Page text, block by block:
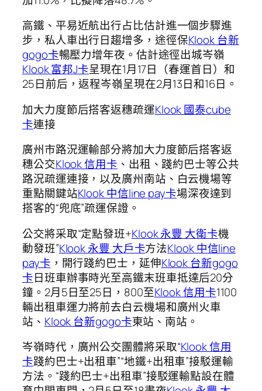
高鐵、平易近航出行占比估計進一個步驟進
步，私人車出行日趨增多，途徑保Klook 台新
gogo卡暢壓力增年夜。估計途徑出城岑嶺
Klook 富邦J卡呈現在1月17日（春運首日）和
25日前后，返程岑嶺呈現在2月13日和16日。
加大力度節后搭客返穗疏運Klook 國泰cube
卡連接
廣州市路況運輸部分將加大力度節后搭客返
穗公交Klook 信用卡 、出租、踐約巴士等公共
路況疏運連接，以及廣州南站、白云機場等
重點關鍵站Klook 中信line pay卡場深夜達到
搭客的“兜底”疏運保證。
公交將采取“定點發班+Klook 永豐 大衛卡機
動發班”Klook 永豐 大戶卡方法Klook 中信line
pay卡 ，開行踐約巴士，延伸Klook 台新gogo
卡日班車辦事時光至高鐵末班車抵達后20分
鐘。2月5日至25日，800至Klook 信用卡1100
輛出租車運力將前去白云機場和廣州火車
站、 Klook 台新gogo卡東站、南站。
岑嶺時代，廣州公交團體將采取“Klook 信用
卡踐約巴士+出租車”“地鐵+出租車”接駁運輸
方法。“踐約巴士+出租車”接駁運輸點設在體